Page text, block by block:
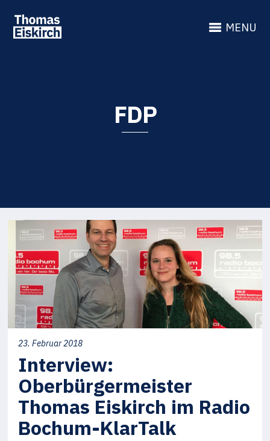
MENU
FDP
23. Februar 2018
Interview:
Oberbürgermeister
Thomas Eiskirch im Radio
Bochum-KlarTalk